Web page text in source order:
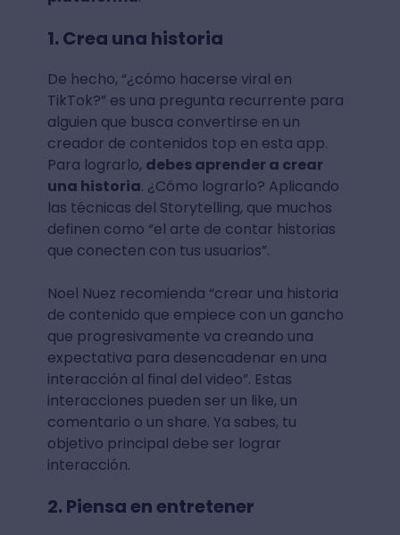
1. Crea una historia
De hecho, “¿cómo hacerse viral en
TikTok?” es una pregunta recurrente para
alguien que busca convertirse en un
creador de contenidos top en esta app.
Para lograrlo, debes aprender a crear
una historia. ¿Cómo lograrlo? Aplicando
las técnicas del Storytelling, que muchos
definen como “el arte de contar historias
que conecten con tus usuarios”.
Noel Nuez recomienda “crear una historia
de contenido que empiece con un gancho
que progresivamente va creando una
expectativa para desencadenar en una
interacción al final del video”. Estas
interacciones pueden ser un like, un
comentario o un share. Ya sabes, tu
objetivo principal debe ser lograr
interacción.
2. Piensa en entretener